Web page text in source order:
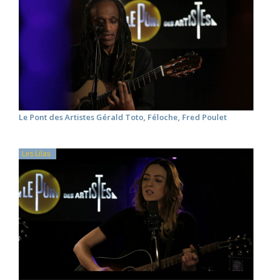
Le Pont des Artistes Gérald Toto, Féloche, Fred Poulet
Les Lilas